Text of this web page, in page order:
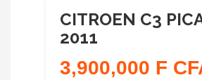
CITROEN C3
2011
3,900,000 F